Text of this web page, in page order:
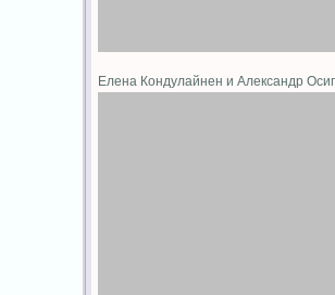
Елена Кондулайнен и Александр